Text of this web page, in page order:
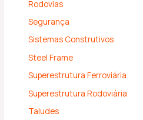
Rodovias
Segurança
Sistemas Construtivos
Steel Frame
Superestrutura Ferroviária
Superestrutura Rodoviária
Taludes